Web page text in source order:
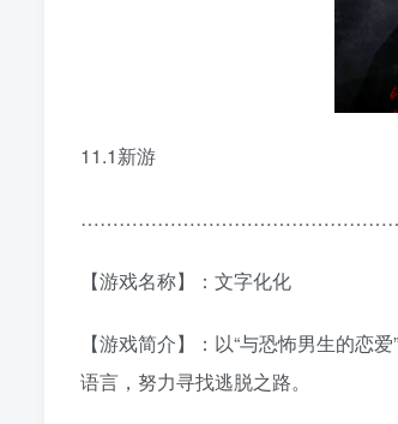
11.1新游
【游戏名称】：文字化化
【游戏简介】：以“与恐怖男生的恋
语言，努力寻找逃脱之路。